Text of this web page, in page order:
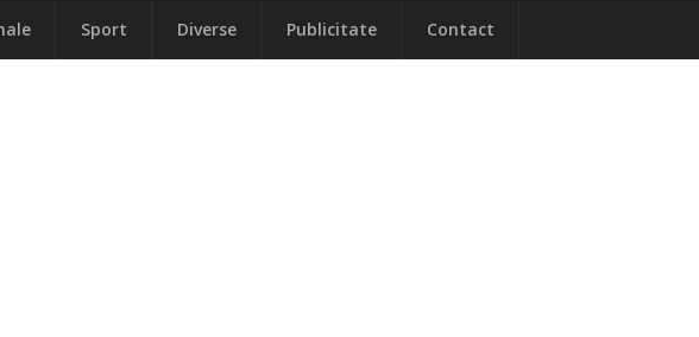
Sport Diverse Publicitate Contact